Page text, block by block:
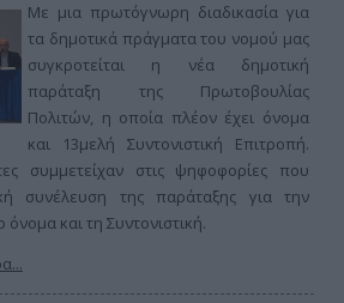
Με μια πρωτόγνωρη διαδικασία για
τα δημοτικά πράγματα του νομού μας
συγκροτείται η νέα δημοτική
παράταξη της Πρωτοβουλίας
Πολιτών, η οποία πλέον έχει όνομα
και 13μελή Συντονιστική Επιτροπή.
συμμετείχαν στις ψηφοφορίες που
συνέλευση της παράταξης για την
και τη Συντονιστική.